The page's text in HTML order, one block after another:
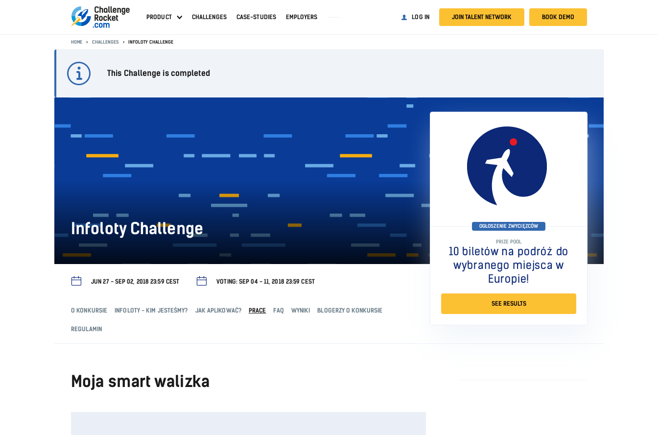
PRODUCT CHALLENGES CASE-STUDIES EMPLOYERS LOG IN JOIN TALENT NETWORK BOOK DEMO
HOME CHALLENGES INFOLOTY CHALLENGE
This Challenge is completed
Infoloty Challenge OGŁOSZENIE ZWYCIĘZCÓW
PRIZE POOL
10 biletów na podróż do
wybranego miejsca w
Europie!
SEE RESULTS
JUN 27 - SEP 02, 2018 23:59 CEST VOTING: SEP 04 - 11, 2018 23:59 CEST
O KONKURSIE INFOLOTY - KIM JESTEŚMY? JAK APLIKOWAĆ? PRACE FAQ WYNIKI BLOGERZY O KONKURSIE
REGULAMIN
Moja smart walizka